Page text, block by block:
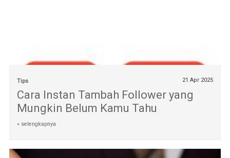
Tips 21 Apr 2025
Cara Instan Tambah Follower yang
Mungkin Belum Kamu Tahu
» selengkapnya